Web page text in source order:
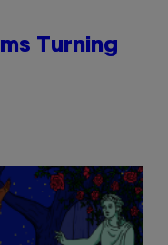
Turning